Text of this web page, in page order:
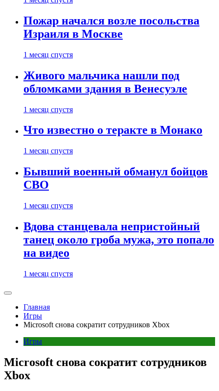
Пожар начался возле посольства
Израиля в Москве
1 месяц спустя
Живого мальчика нашли под
обломками здания в Венесуэле
1 месяц спустя
Что известно о теракте в Монако
1 месяц спустя
Бывший военный обманул бойцов
СВО
1 месяц спустя
Вдова станцевала непристойный
танец около гроба мужа, это попало
на видео
1 месяц спустя
Главная
Игры
Microsoft снова сократит сотрудников Xbox
Игры
Microsoft снова сократит сотрудников
Xbox